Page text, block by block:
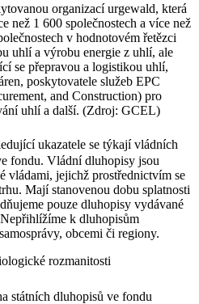
organizací urgewald, která
než 1 600 společnostech a více než
v hodnotovém řetězci
uhlí a výrobu energie z uhlí, ale
se přepravou a logistikou uhlí,
poskytovatele služeb EPC
and Construction) pro
uhlí a další. (Zdroj: GCEL)
ukazatele se týkají vládních
fondu. Vládní dluhopisy jsou
vládami, jejichž prostřednictvím se
Mají stanovenou dobu splatnosti
pouze dluhopisy vydávané
k dluhopisům
obcemi či regiony.
rozmanitosti
státních dluhopisů ve fondu